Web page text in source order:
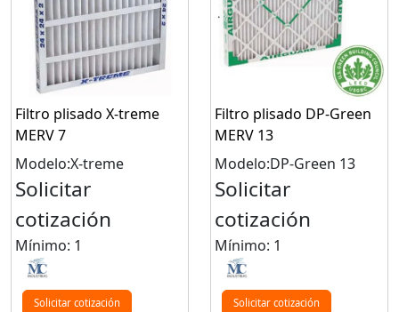
Filtro plisado X-treme
MERV 7
Modelo:X-treme
Solicitar
cotización
Mínimo: 1
Solicitar cotización
Filtro plisado DP-Green
MERV 13
Modelo:DP-Green 13
Solicitar
cotización
Mínimo: 1
Solicitar cotización